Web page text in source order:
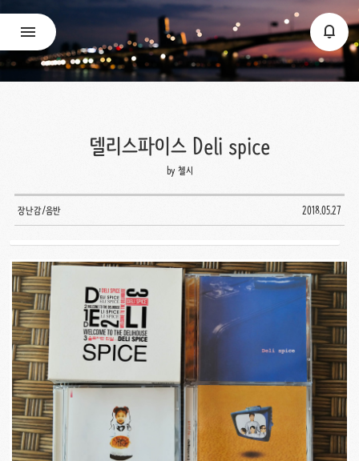
델리스파이스 Deli spice
by 첼시
장난감/음반 2018.05.27